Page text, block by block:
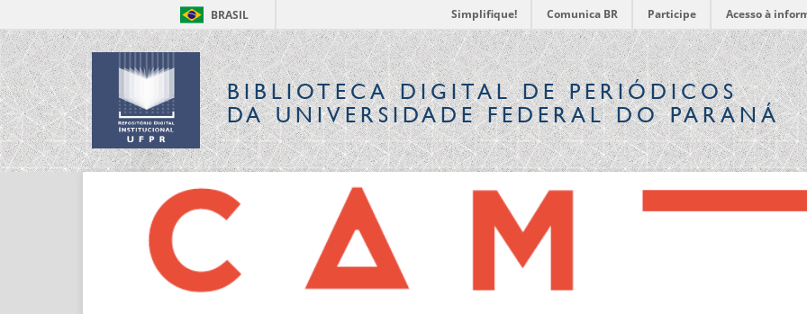
BRASIL Simplifique! Comunica BR Participe Acesso à
BIBLIOTECA DIGITALDE PERIÓDICOS
DA UNIVERSIDADE FEDERAL DO PARANÁ